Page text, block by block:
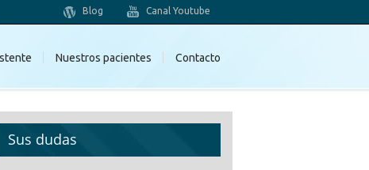
Canal Youtube
Blog
Nuestros pacientes Contacto
Sus dudas